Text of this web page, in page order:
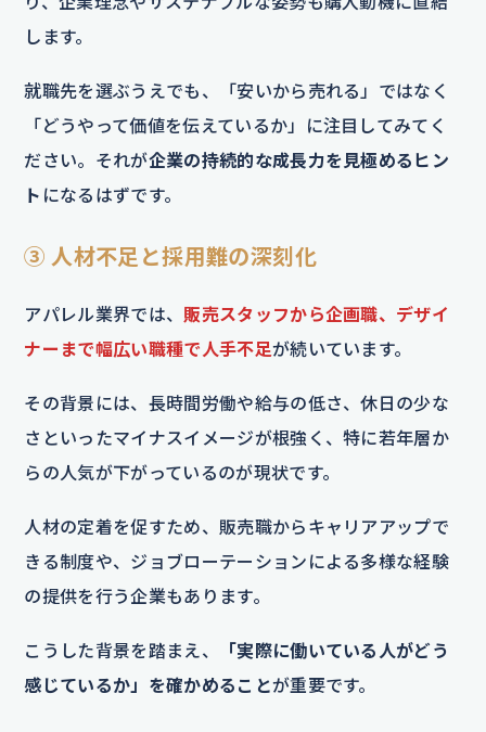
します。
就職先を選ぶうえでも、「安いから売れる」ではなく
「どうやって価値を伝えているか」に注目してみてく
ださい。それが企業の持続的な成長力を見極めるヒン
ト になるはずです。
③ 人材不足と採用難の深刻化
アパレル業界では、 販売スタッフから企画職、デザイ
ナーまで幅広い職種で人手不足が続いています。
その背景には、長時間労働や給与の低さ、休日の少な
さといったマイナスイメージが根強く、特に若年層か
らの人気が下がっているのが現状です。
人材の定着を促すため、販売職からキャリアアップで
きる制度や、ジョブローテーションによる多様な経験
の提供を行う企業もあります。
こうした背景を踏まえ、
「実際に働いている人がどう
感じているか」を確かめることが重要です。